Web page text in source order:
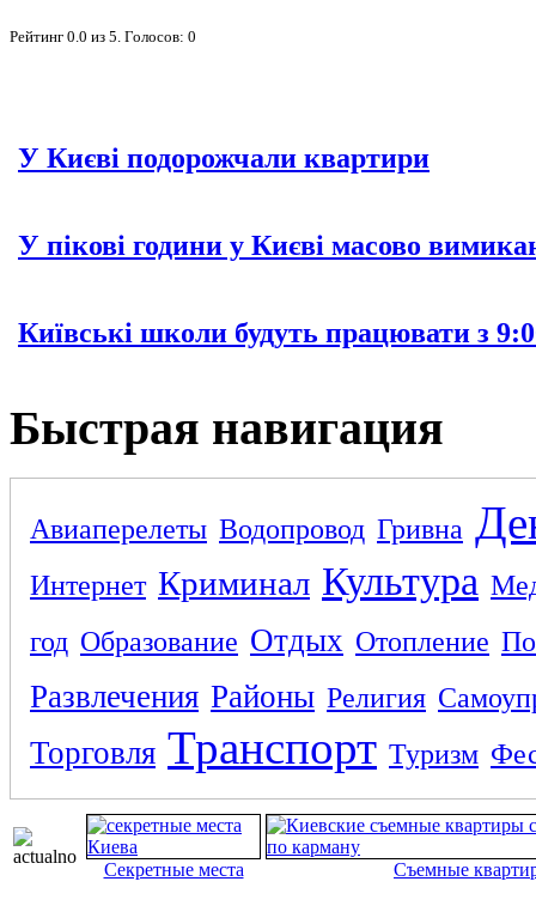
Рейтинг 0.0 из 5 . Голосов: 0
У Києві подорожчали квартири
У пікові години у Києві масово
Київські школи будуть працювати з
Быстрая навигация
Авиаперелеты Водопровод Гривна
Интернет Криминал Культура
год Образование Отдых Отопление
Развлечения Районы Религия
Торговля Транспорт Туризм
Секретные места Съемные